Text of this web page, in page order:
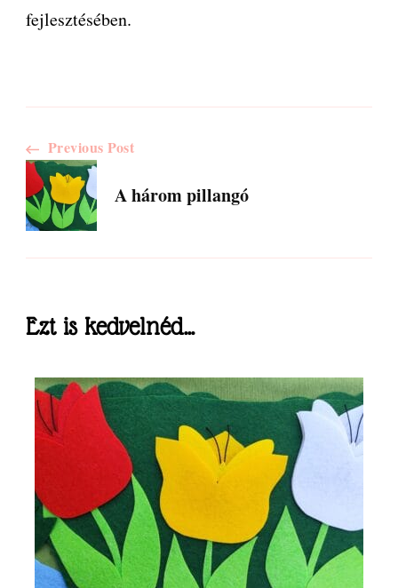
fejlesztésében.
Post
Navigation
Previous Post
A három pillangó
Ezt is kedvelnéd...